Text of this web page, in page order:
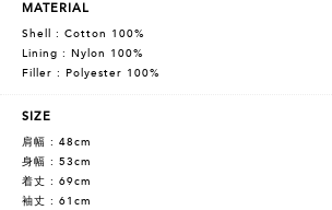
MATERIAL
Shell : Cotton 100%
Lining : Nylon 100%
Filler : Polyester 100%
SIZE
肩幅 : 48cm
身幅 : 53cm
着丈 : 69cm
袖丈 : 61cm